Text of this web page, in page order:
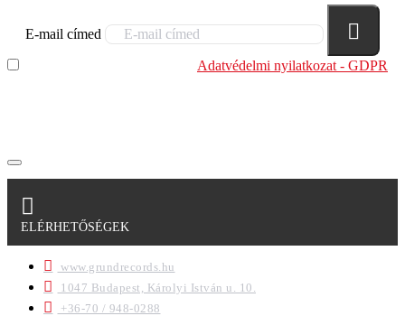
E-mail címed
Adatvédelmi nyilatkozat - GDPR
ELÉRHETŐSÉGEK
www.grundrecords.hu
1047 Budapest, Károlyi István u. 10.
+36-70 / 948-0288